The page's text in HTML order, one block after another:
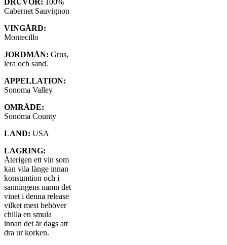
DRUVOR: 100%
Cabernet Sauvignon
VINGÅRD:
Montecillo
JORDMÅN: Grus,
lera och sand.
APPELLATION:
Sonoma Valley
OMRÅDE:
Sonoma County
LAND: USA
LAGRING:
Återigen ett vin som
kan vila länge innan
konsumtion och i
sanningens namn det
vinet i denna release
vilket mest behöver
chilla en smula
innan det är dags att
dra ur korken.